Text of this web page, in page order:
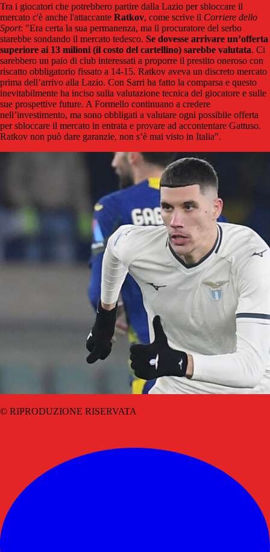
Tra i giocatori che potrebbero partire dalla Lazio per sbloccare il
mercato c'è anche l'attaccante Ratkov, come scrive il Corriere dello
Sport: "Era certa la sua permanenza, ma il procuratore del serbo
starebbe sondando il mercato tedesco. Se dovesse arrivare un’offerta
superiore ai 13 milioni (il costo del cartellino) sarebbe valutata. Ci
sarebbero un paio di club interessati a proporre il prestito oneroso con
riscatto obbligatorio fissato a 14-15. Ratkov aveva un discreto mercato
prima dell’arrivo alla Lazio. Con Sarri ha fatto la comparsa e questo
inevitabilmente ha inciso sulla valutazione tecnica del giocatore e sulle
sue prospettive future. A Formello continuano a credere
nell’investimento, ma sono obbligati a valutare ogni possibile offerta
per sbloccare il mercato in entrata e provare ad accontentare Gattuso.
Ratkov non può dare garanzie, non s’è mai visto in Italia".
© RIPRODUZIONE RISERVATA